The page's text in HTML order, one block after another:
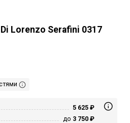
Lorenzo Serafini 0317
5 625 ₽
до 3 750 ₽